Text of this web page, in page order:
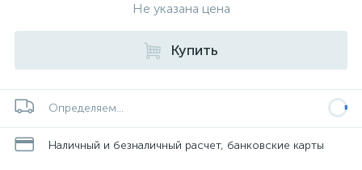
Не указана цена
Купить
Определяем...
Наличный и безналичный расчет, банковские карты